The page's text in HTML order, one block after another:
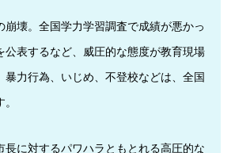
崩壊。全国学力学習調査で成績が悪かっ
公表するなど、威圧的な態度が教育現場
暴力行為、いじめ、不登校などは、全国
長に対するパワハラともとれる高圧的な